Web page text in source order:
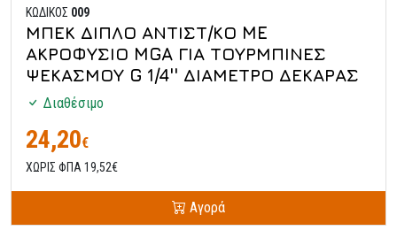
ΚΩΔΙΚΟΣ 009
ΜΠΕΚ ΔΙΠΛΟ ΑΝΤΙΣΤ/ΚΟ ME
ΑΚΡΟΦΥΣΙΟ MGA ΓΙΑ ΤΟΥΡΜΠΙΝΕΣ
ΨΕΚΑΣΜΟΥ G 1/4'' ΔΙΑΜΕΤΡΟ ΔΕΚΑΡΑΣ
Διαθέσιμο
24,20€
ΧΩΡΙΣ ΦΠΑ 19,52€
Αγορά